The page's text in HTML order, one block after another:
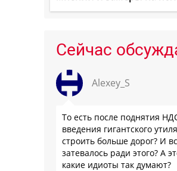
Сейчас
Alexey_S
То есть после поднятия
введения гигантского
строить больше дорог? И
затевалось ради этого? А
какие идиоты так думают?